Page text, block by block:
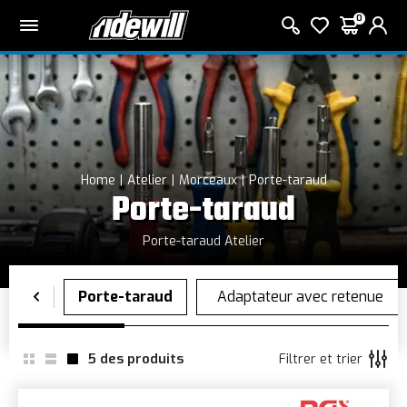
0
Home Atelier Morceaux Porte-taraud
Porte-taraud
Porte-taraud Atelier
5 des produits Filtrer et trier